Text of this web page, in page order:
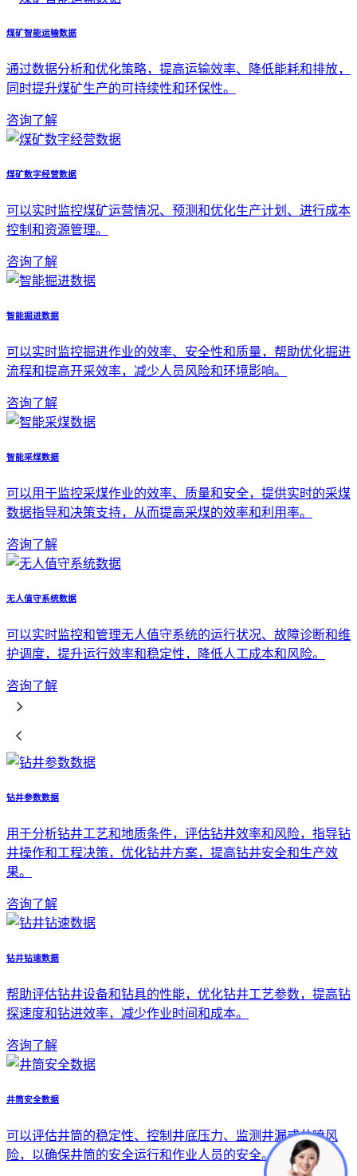
煤矿智能运输数据
通过数据分析和优化策略，提高运输效率、降低能耗和排放，
同时提升煤矿生产的可持续性和环保性。
咨询了解
煤矿数字经营数据
可以实时监控煤矿运营情况、预测和优化生产计划、进行成本
控制和资源管理。
咨询了解
智能掘进数据
可以实时监控掘进作业的效率、安全性和质量，帮助优化掘进
流程和提高开采效率，减少人员风险和环境影响。
咨询了解
智能采煤数据
可以用于监控采煤作业的效率、质量和安全，提供实时的采煤
数据指导和决策支持，从而提高采煤的效率和利用率。
咨询了解
无人值守系统数据
可以实时监控和管理无人值守系统的运行状况、故障诊断和维
护调度，提升运行效率和稳定性，降低人工成本和风险。
咨询了解
钻井参数数据
用于分析钻井工艺和地质条件，评估钻井效率和风险，指导钻
井操作和工程决策，优化钻井方案，提高钻井安全和生产效
果。
咨询了解
钻井钻速数据
帮助评估钻井设备和钻具的性能，优化钻井工艺参数，提高钻
探速度和钻进效率，减少作业时间和成本。
咨询了解
井筒安全数据
可以评估井筒的稳定性、控制井底压力、监测井漏或井喷风
险，以确保井筒的安全运行和作业人员的安全。